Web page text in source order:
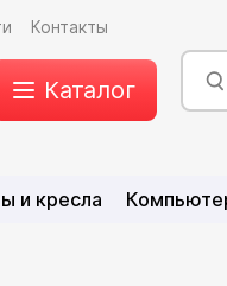
Контакты
Каталог
и кресла